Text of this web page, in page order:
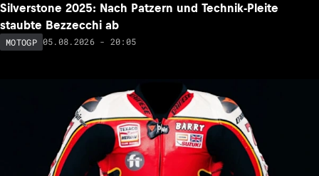
Silverstone 2025: Nach Patzern und Technik-Pleite
staubte Bezzecchi ab
MOTOGP 05.08.2026 - 20:05